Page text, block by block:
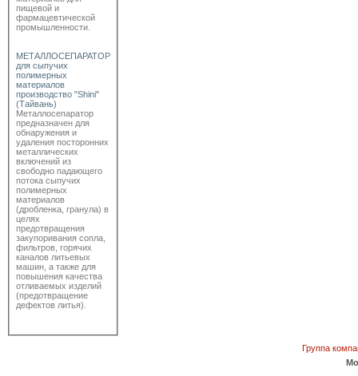
пищевой и
фармацевтической
промышленности.
МЕТАЛЛОСЕПАРАТОР
для сыпучих
полимерных
материалов
производство "Shini"
(Тайвань)
Металлосепаратор
предназначен для
обнаружения и
удаления посторонних
металлических
включений из
свободно падающего
потока сыпучих
полимерных
материалов
(дробленка, гранула) в
целях
предотвращения
закупоривания сопла,
фильтров, горячих
каналов литьевых
машин, а также для
повышения качества
отливаемых изделий
(предотвращение
дефектов литья).
Группа